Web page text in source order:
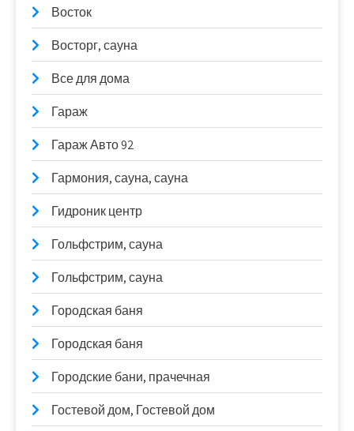
Восток
Восторг, сауна
Все для дома
Гараж
Гараж Авто 92
Гармония, сауна, сауна
Гидроник центр
Гольфстрим, сауна
Гольфстрим, сауна
Городская баня
Городская баня
Городские бани, прачечная
Гостевой дом, Гостевой дом